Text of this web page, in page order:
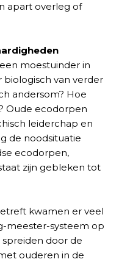
apart overleg of
moestuinder in
biologisch van verder
andersom? Hoe
Oude ecodorpen
leiderchap en
de noodsituatie
ecodorpen,
zijn gebleken tot
kwamen er veel
meester-systeem op
door de
ouderen in de